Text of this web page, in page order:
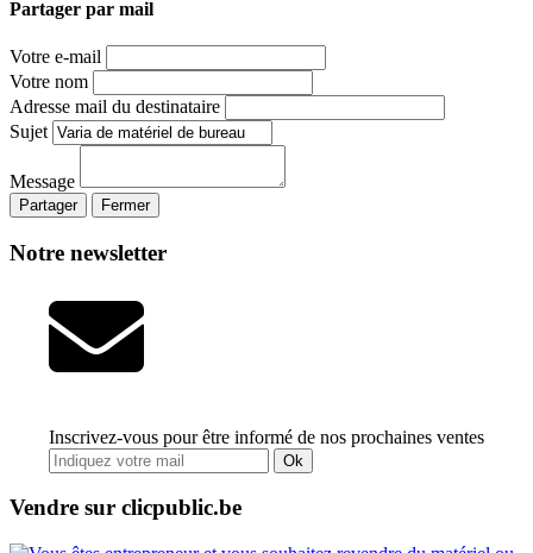
Partager par mail
Votre e-mail
Votre nom
Adresse mail du destinataire
Sujet
Message
Partager Fermer
Notre newsletter
Inscrivez-vous pour être informé de nos prochaines ventes
Ok
Vendre sur clicpublic.be